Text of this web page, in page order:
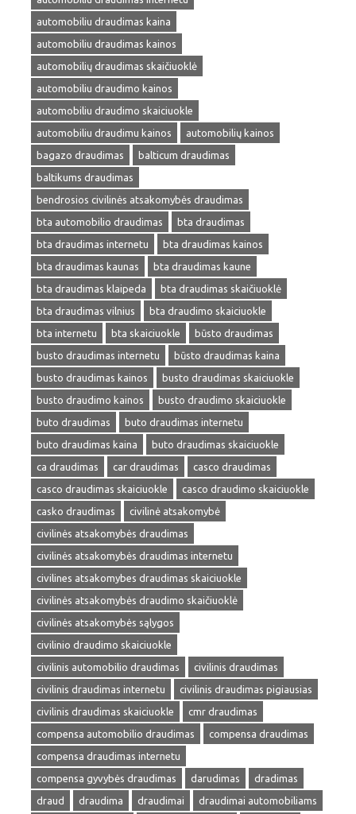
automobiliu draudimas kaina
automobiliu draudimas kainos
automobilių draudimas skaičiuoklė
automobiliu draudimo kainos
automobiliu draudimo skaiciuokle
automobiliu draudimu kainos
automobilių kainos
bagazo draudimas
balticum draudimas
baltikums draudimas
bendrosios civilinės atsakomybės draudimas
bta automobilio draudimas
bta draudimas
bta draudimas internetu
bta draudimas kainos
bta draudimas kaunas
bta draudimas kaune
bta draudimas klaipeda
bta draudimas skaičiuoklė
bta draudimas vilnius
bta draudimo skaiciuokle
bta internetu
bta skaiciuokle
būsto draudimas
busto draudimas internetu
būsto draudimas kaina
busto draudimas kainos
busto draudimas skaiciuokle
busto draudimo kainos
busto draudimo skaiciuokle
buto draudimas
buto draudimas internetu
buto draudimas kaina
buto draudimas skaiciuokle
ca draudimas
car draudimas
casco draudimas
casco draudimas skaiciuokle
casco draudimo skaiciuokle
casko draudimas
civilinė atsakomybė
civilinės atsakomybės draudimas
civilinės atsakomybės draudimas internetu
civilines atsakomybes draudimas skaiciuokle
civilinės atsakomybės draudimo skaičiuoklė
civilinės atsakomybės sąlygos
civilinio draudimo skaiciuokle
civilinis automobilio draudimas
civilinis draudimas
civilinis draudimas internetu
civilinis draudimas pigiausias
civilinis draudimas skaiciuokle
cmr draudimas
compensa automobilio draudimas
compensa draudimas
compensa draudimas internetu
compensa gyvybės draudimas
darudimas
dradimas
draud
draudima draudimai
draudimai automobiliams